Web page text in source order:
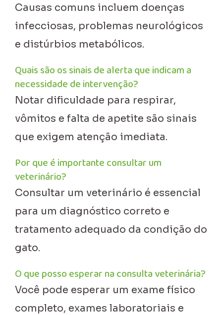
Causas comuns incluem doenças
infecciosas, problemas neurológicos
e distúrbios metabólicos.
Quais são os sinais de alerta que indicam a
necessidade de intervenção?
Notar dificuldade para respirar,
vômitos e falta de apetite são sinais
que exigem atenção imediata.
Por que é importante consultar um
veterinário?
Consultar um veterinário é essencial
para um diagnóstico correto e
tratamento adequado da condição do
gato.
O que posso esperar na consulta veterinária?
Você pode esperar um exame físico
completo, exames laboratoriais e